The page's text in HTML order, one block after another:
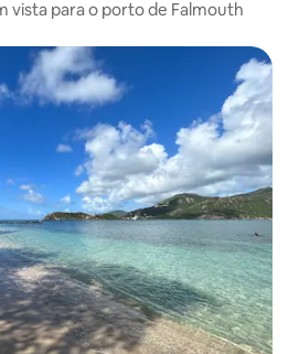
vista para o porto de Falmouth